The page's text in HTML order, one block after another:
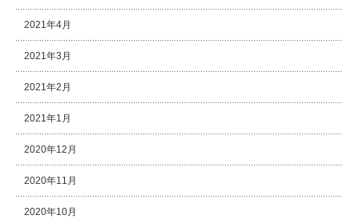
2021年4月
2021年3月
2021年2月
2021年1月
2020年12月
2020年11月
2020年10月